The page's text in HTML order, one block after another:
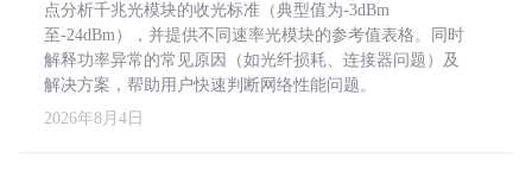
点分析千兆光模块的收光标准（典型值为-3dBm
至-24dBm），并提供不同速率光模块的参考值表格。同时
解释功率异常的常见原因（如光纤损耗、连接器问题）及
解决方案，帮助用户快速判断网络性能问题。
2026年8月4日